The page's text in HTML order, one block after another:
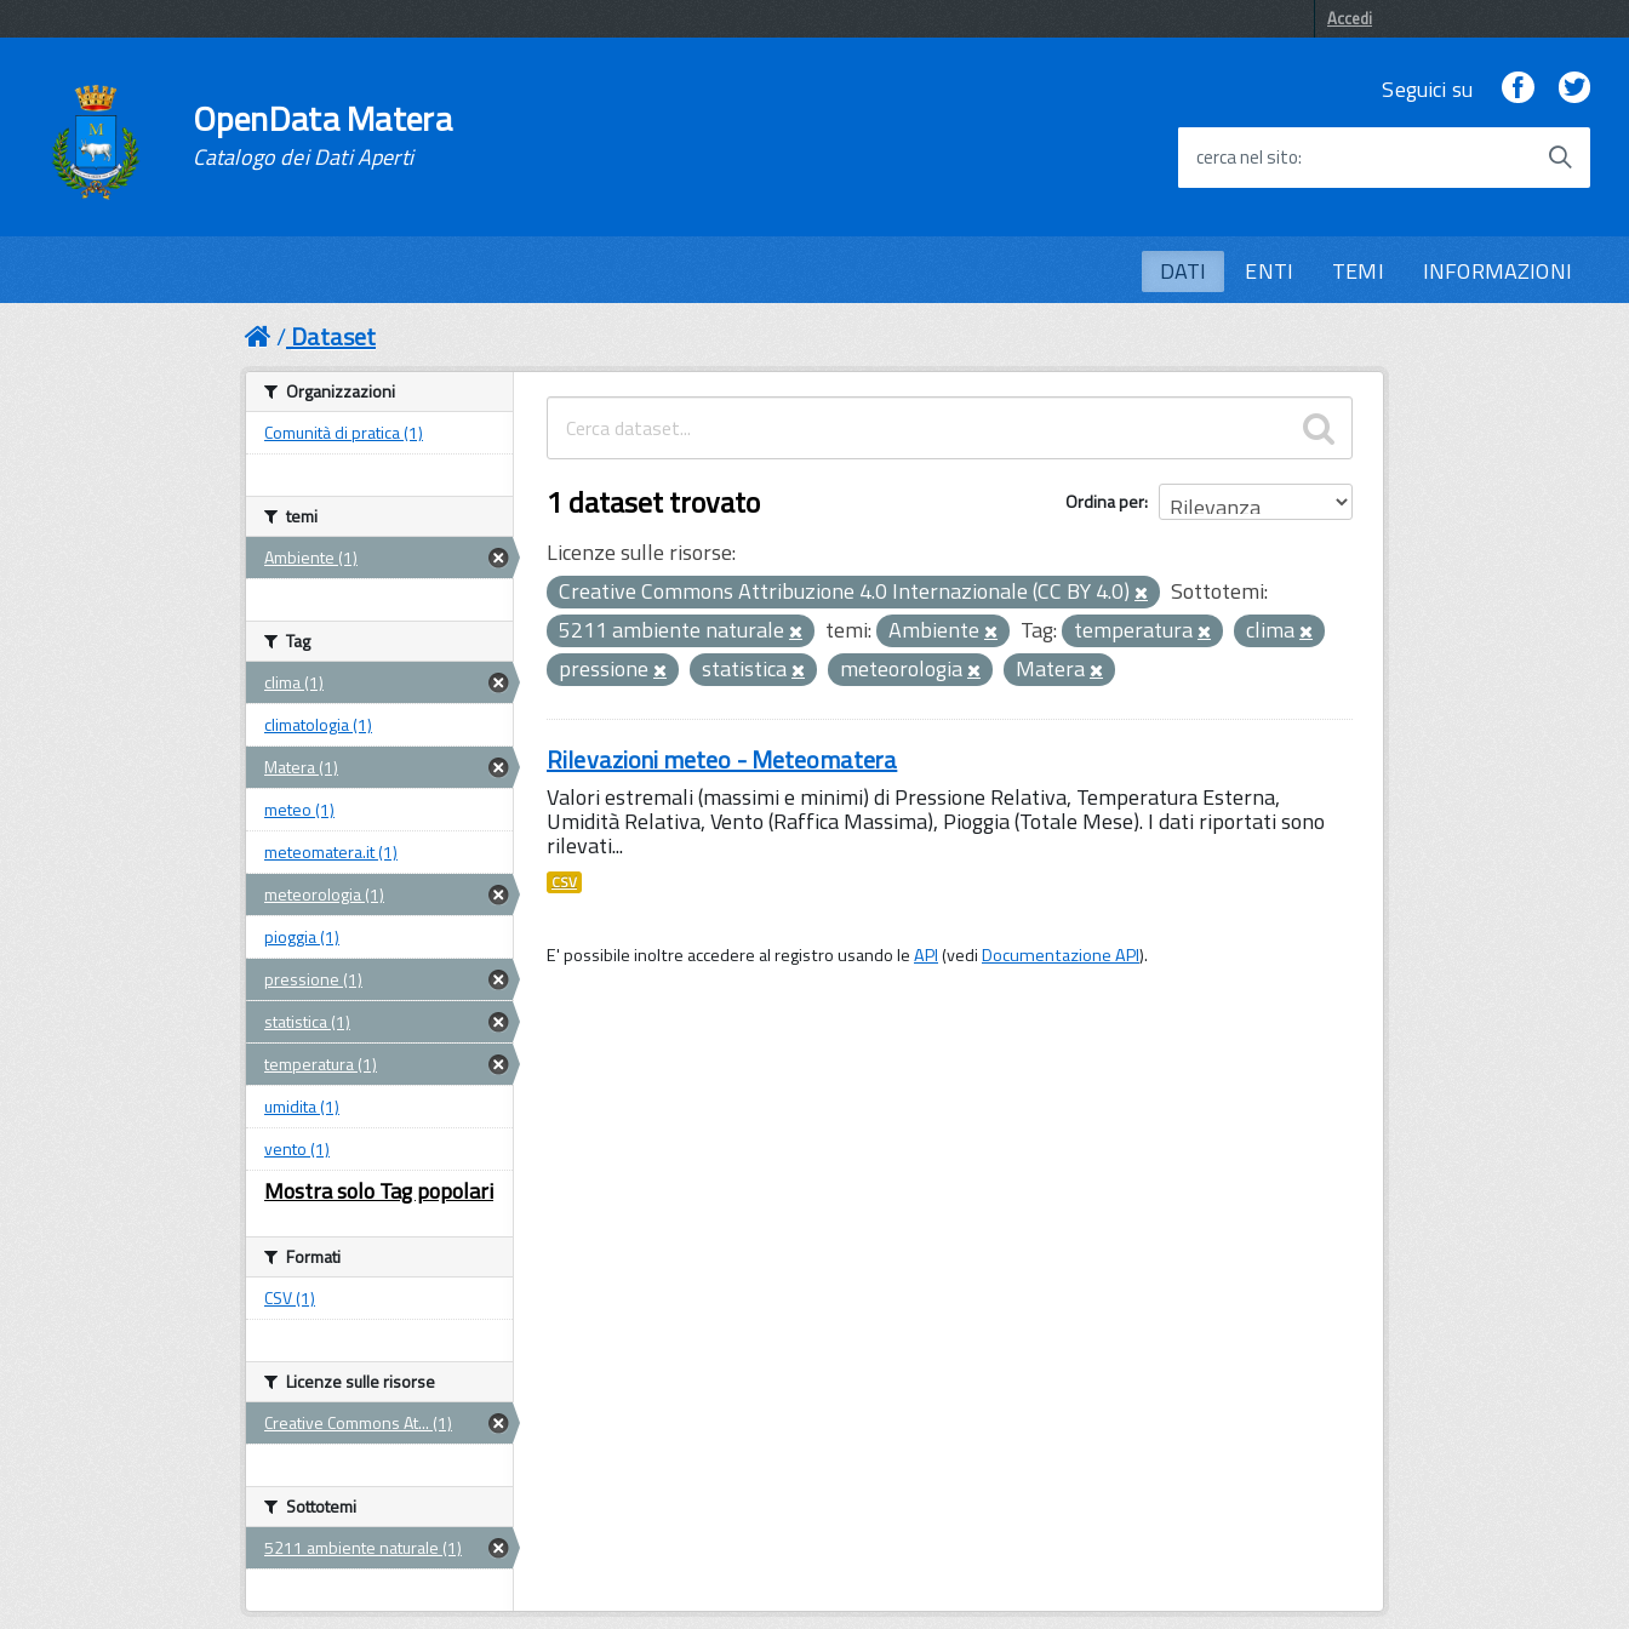
Accedi
OpenData Matera
Catalogo dei Dati Aperti
Seguici su Facebook
cerca nel sito
DATI ENTI TEMI INFORMAZIONI
Dataset
Ordina per
1 dataset trovato
Licenze sulle risorse:
Creative Commons Attribuzione 4.0 Internazionale (CC BY 4.0)
Sottotemi:
5211 ambiente naturale
temi: Ambiente Tag: temperatura
clima
pressione
statistica meteorologia Matera
Rilevazioni meteo - Meteomatera
Valori estremali (massimi e minimi) di Pressione Relativa, Temperatura Esterna,
Umidità Relativa, Vento (Raffica Massima), Pioggia (Totale Mese). I dati riportati sono
rilevati...
CSV
E' possibile inoltre accedere al registro usando leAPI(vediDocumentazione API).
Organizzazioni
Comunità di pratica (1)
temi
Ambiente (1)
Tag
clima (1)
climatologia (1)
Matera (1)
meteo (1)
meteomatera.it (1)
meteorologia (1)
pioggia (1)
pressione (1)
statistica (1)
temperatura (1)
umidita (1)
vento (1)
Mostra solo Tag popolari
Formati
CSV (1)
Licenze sulle risorse
Creative Commons At... (1)
Sottotemi
5211 ambiente naturale (1)